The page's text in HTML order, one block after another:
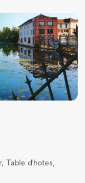
Table d'hotes,